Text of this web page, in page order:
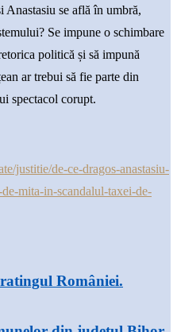
Anastasiu se află în umbră,
Se impune o schimbare
politică și să impună
ar trebui să fie parte din
spectacol corupt.
justitie/de-ce-dragos-anastasiu-
mita-in-scandalul-taxei-de-
României.